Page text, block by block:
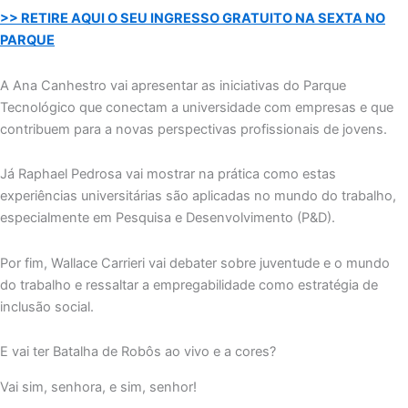
>> RETIRE AQUI O SEU INGRESSO GRATUITO NA SEXTA NO
PARQUE
A Ana Canhestro vai apresentar as iniciativas do Parque
Tecnológico que conectam a universidade com empresas e que
contribuem para a novas perspectivas profissionais de jovens.
Já Raphael Pedrosa vai mostrar na prática como estas
experiências universitárias são aplicadas no mundo do trabalho,
especialmente em Pesquisa e Desenvolvimento (P&D).
Por fim, Wallace Carrieri vai debater sobre juventude e o mundo
do trabalho e ressaltar a empregabilidade como estratégia de
inclusão social.
E vai ter Batalha de Robôs ao vivo e a cores?
Vai sim, senhora, e sim, senhor!